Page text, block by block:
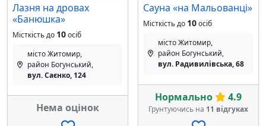
Лазня на дровах
«Банюшка»
Місткість до 10осіб
місто Житомир,
район Богунський,
вул. Саєнко, 124
Нема оцінок
Сауна «на Мальованці»
Місткість до 10осіб
місто Житомир,
район Богунський,
вул. Радивилівська, 68
Нормально 4.9
Грунтуючись на 11 відгуках